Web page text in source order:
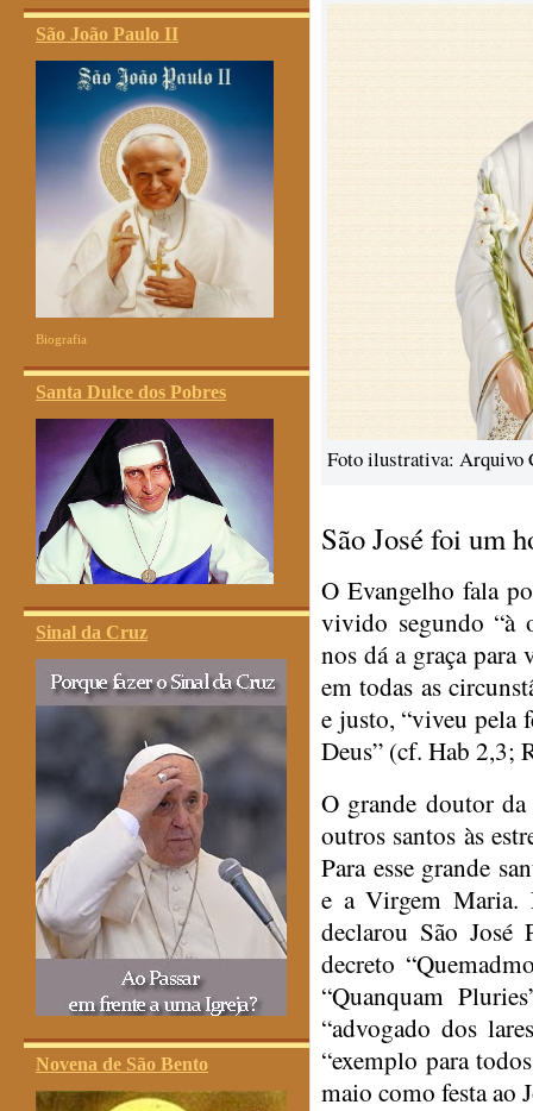
São João Paulo II
Biografia
Santa Dulce dos Pobres
Sinal da Cruz
Novena de São Bento
Foto ilustrativa: Arquivo
São José foi um
O Evangelho fala
vivido segundo “à
nos dá a graça
em todas as
e justo, “viveu pela
Deus” (cf. Hab 2,3;
O grande doutor
outros santos às
Para esse grande
e a Virgem
declarou São José
decreto “
“Quanquam Pluries
“advogado dos
“exemplo para
maio como festa ao